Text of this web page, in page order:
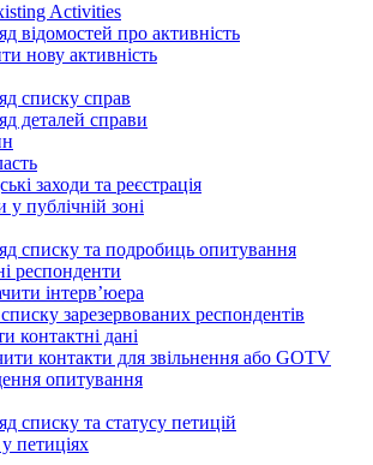
Activities
відомостей про активність
нову активність
списку справ
деталей справи
заходи та реєстрація
публічній зоні
списку та подробиць опитування
респонденти
інтерв’юера
зарезервованих респондентів
контактні дані
контакти для звільнення або GOTV
опитування
списку та статусу петицій
петиціях